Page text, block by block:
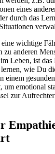
eines
durch das
eine wichtige
anderen
Leben, ist das
wie Du
einem
emotional
zur